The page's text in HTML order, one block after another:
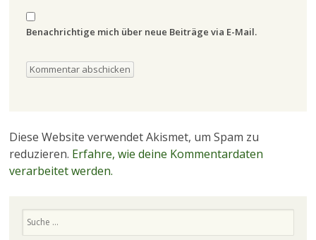
Benachrichtige mich über neue Beiträge via E-Mail.
Diese Website verwendet Akismet, um Spam zu
reduzieren. Erfahre, wie deine Kommentardaten
verarbeitet werden.